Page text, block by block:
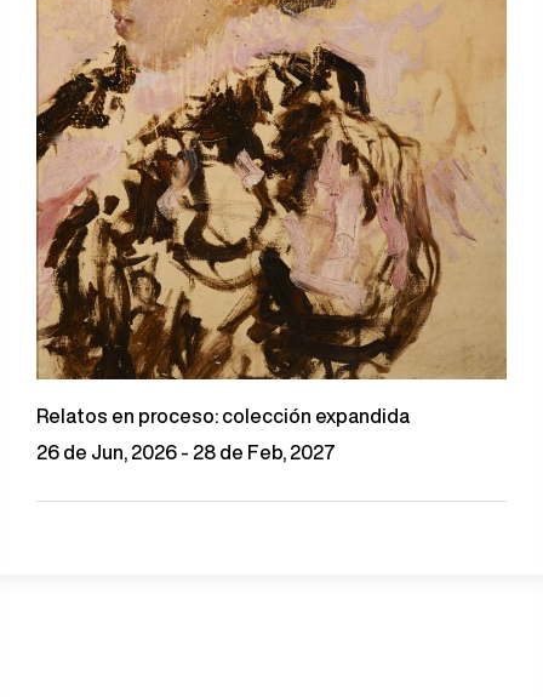
Relatos en proceso: colección expandida
26 de Jun, 2026 - 28 de Feb, 2027